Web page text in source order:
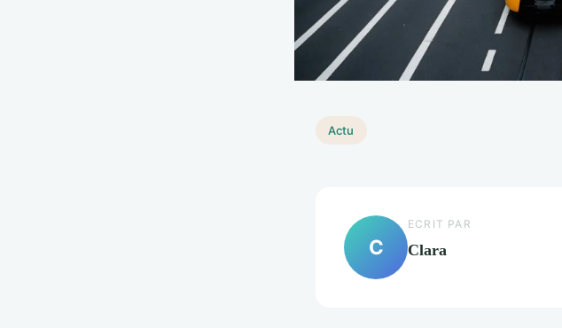
Actu
C
ECRIT PAR
Clara